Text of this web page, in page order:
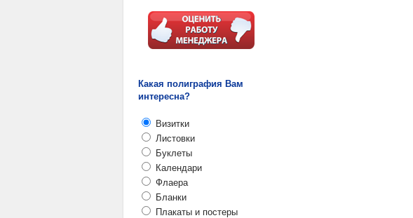
Какая полиграфия Вам
интересна?
Визитки
Листовки
Буклеты
Календари
Флаера
Бланки
Плакаты и постеры